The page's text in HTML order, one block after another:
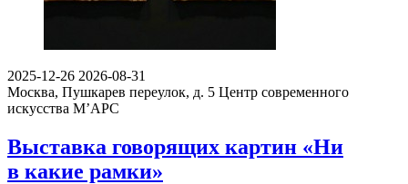
2025-12-26 2026-08-31
Москва, Пушкарев переулок, д. 5 Центр современного
искусства М’АРС
Выставка говорящих картин «Ни
в какие рамки»